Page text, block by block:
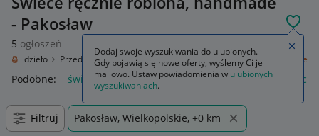
- Pakosław
5 ogłoszeń
Rękodzieło Przedmioty ręcznie wykonane Wyposażenie domu Świece
Podobne: świece zapłonowe świece sojowe świece
Filtruj Pakosław, Wielkopolskie, +0 km
Dodaj swoje wyszukiwania do ulubionych.
Gdy pojawią się nowe oferty, wyślemy Ci je
mailowo. Ustaw powiadomienia w ulubionych
wyszukiwaniach.